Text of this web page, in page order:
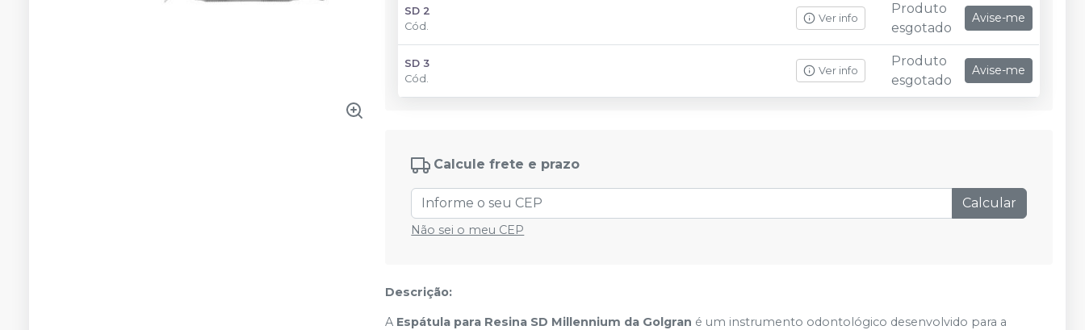
SD 2
Cód.
Ver info
Produto
esgotado
Avise-me
SD 3
Cód.
Ver info
Produto
esgotado
Avise-me
Calcule frete e prazo
Calcular
Não sei o meu CEP
Descrição:
A Espátula para Resina SD Millennium da Golgran é um instrumento odontológico desenvolvido para a